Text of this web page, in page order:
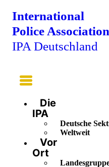
International
Police Association
IPA Deutschland
Main
Menu
Die
IPA
Deutsche
Weltweit
Vor
Ort